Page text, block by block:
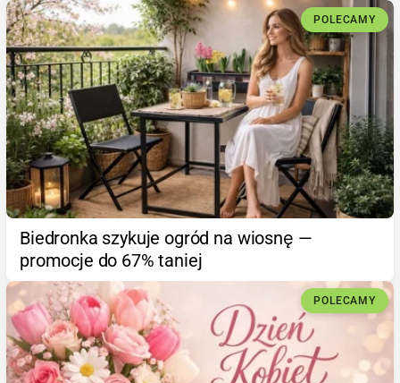
POLECAMY
Biedronka szykuje ogród na wiosnę —
promocje do 67% taniej
POLECAMY